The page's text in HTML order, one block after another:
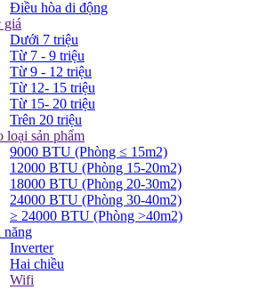
Điều hòa di động
giá
Dưới 7 triệu
Từ 7 - 9 triệu
Từ 9 - 12 triệu
Từ 12- 15 triệu
Từ 15- 20 triệu
Trên 20 triệu
loại sản phẩm
9000 BTU (Phòng ≤ 15m2)
12000 BTU (Phòng 15-20m2)
18000 BTU (Phòng 20-30m2)
24000 BTU (Phòng 30-40m2)
≥ 24000 BTU (Phòng >40m2)
năng
Inverter
Hai chiều
Wifi